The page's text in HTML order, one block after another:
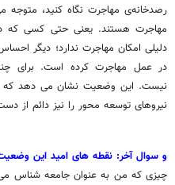
مهاجرت هستند. یعنی حتی کسی که
دلیلی امکان مهاجرت ندارد؛ دیگر
در عمل مهاجرت کرده است. برای
نیست. این وضعیت نشان می دهد که
نیروهای توسعه محور را نیز دائم از
و سوال آخر: نقطه های امید این
چیزی که من به عنوان جامعه شناس